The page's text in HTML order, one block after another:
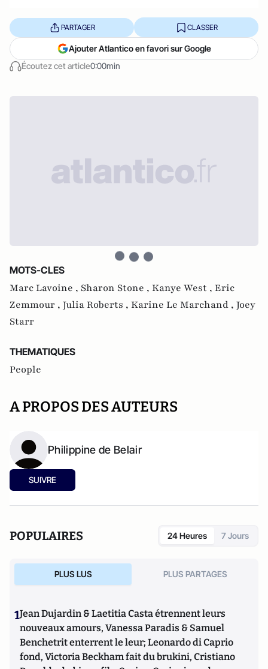
Écoutez cet article0:00min
PARTAGER CLASSER
Ajouter Atlantico en favori sur Google
MOTS-CLES
Marc Lavoine , Sharon Stone , Kanye West , Eric
Zemmour , Julia Roberts , Karine Le Marchand , Joey
Starr
THEMATIQUES
People
A PROPOS DES AUTEURS
Philippine de Belair
SUIVRE
POPULAIRES 24 Heures 7 Jours
PLUS LUS PLUS PARTAGES
1Jean Dujardin & Laetitia Casta étrennent leurs
nouveaux amours, Vanessa Paradis & Samuel
Benchetrit enterrent le leur; Leonardo di Caprio
fond, Victoria Beckham fait du brukini, Cristiano